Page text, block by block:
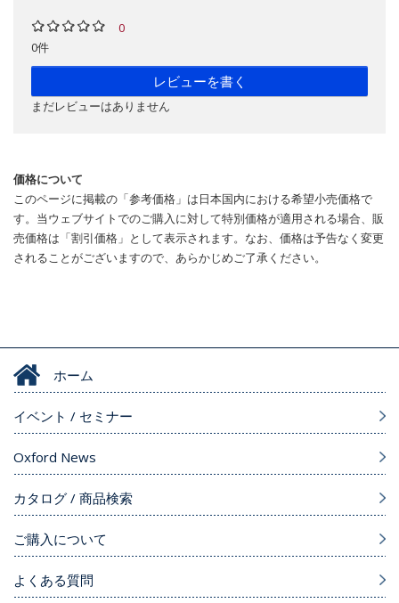
0
0件
レビューを書く
まだレビューはありません
価格について
このページに掲載の「参考価格」は日本国内における希望小売価格で
す。当ウェブサイトでのご購入に対して特別価格が適用される場合、販
売価格は「割引価格」として表示されます。なお、価格は予告なく変更
されることがございますので、あらかじめご了承ください。
ホーム
イベント / セミナー
Oxford News
カタログ / 商品検索
ご購入について
よくある質問